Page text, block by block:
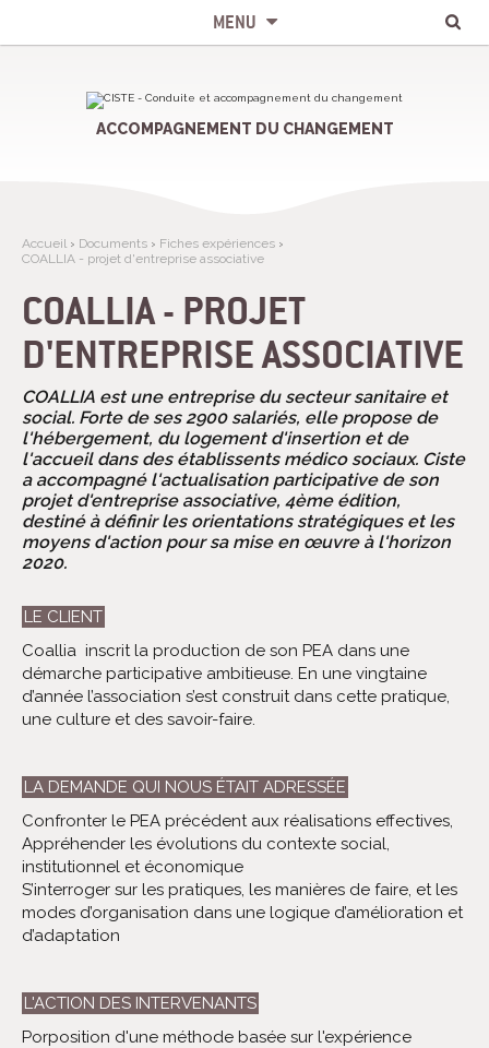
MENU
ACCOMPAGNEMENT DU CHANGEMENT
Accueil › Documents › Fiches expériences ›
COALLIA - projet d'entreprise associative
COALLIA - PROJET
D'ENTREPRISE ASSOCIATIVE
COALLIA est une entreprise du secteur sanitaire et
social. Forte de ses 2900 salariés, elle propose de
l'hébergement, du logement d'insertion et de
l'accueil dans des établissents médico sociaux. Ciste
a accompagné l'actualisation participative de son
projet d'entreprise associative, 4ème édition,
destiné à définir les orientations stratégiques et les
moyens d'action pour sa mise en œuvre à l'horizon
2020.
LE CLIENT
Coallia inscrit la production de son PEA dans une
démarche participative ambitieuse. En une vingtaine
d’année l’association s’est construit dans cette pratique,
une culture et des savoir-faire.
LA DEMANDE QUI NOUS ÉTAIT ADRESSÉE
Confronter le PEA précédent aux réalisations effectives,
Appréhender les évolutions du contexte social,
institutionnel et économique
S’interroger sur les pratiques, les manières de faire, et les
modes d’organisation dans une logique d’amélioration et
d’adaptation
L'ACTION DES INTERVENANTS
Porposition d'une méthode basée sur l'expérience